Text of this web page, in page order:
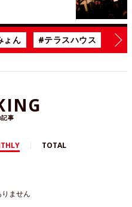
ょん #テラスハウス #
記事
TOTAL
ません